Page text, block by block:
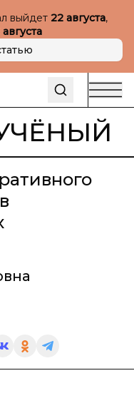
выйдет 22 августа,